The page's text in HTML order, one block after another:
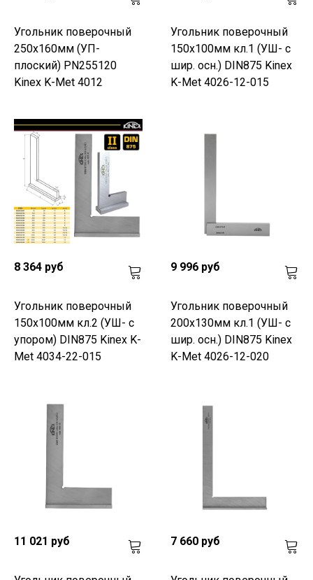
Угольник поверочный
250х160мм (УП-
плоский) PN255120
Kinex K-Met 4012
Угольник поверочный
150х100мм кл.1 (УШ- с
шир. осн.) DIN875 Kinex
K-Met 4026-12-015
8 364 руб
Угольник поверочный
150х100мм кл.2 (УШ- с
упором) DIN875 Kinex K-
Met 4034-22-015
9 996 руб
Угольник поверочный
200х130мм кл.1 (УШ- с
шир. осн.) DIN875 Kinex
K-Met 4026-12-020
11 021 руб 7 660 руб